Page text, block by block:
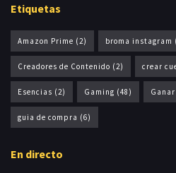
Etiquetas
Amazon Prime (2) broma instagram
Creadores de Contenido (2) crear
Esencias (2) Gaming (48)
guia de compra (6)
En directo